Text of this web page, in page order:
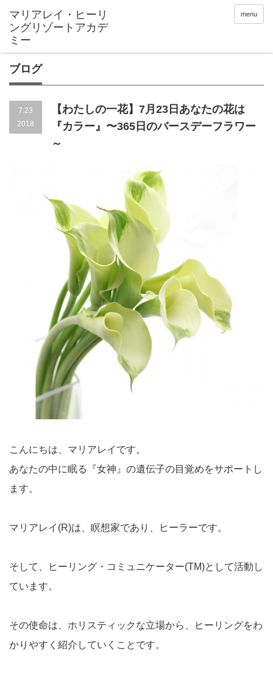
menu
ブログ
7.23
2018
【わたしの一花】7月23日あなたの花は
『カラー』〜365日のバースデーフラワー
～
こんにちは、マリアレイです。
あなたの中に眠る『女神』の遺伝子の目覚めをサポートし
ます。
マリアレイ(R)は、瞑想家であり、ヒーラーです。
そして、ヒーリング・コミュニケーター(TM)として活動し
ています。
その使命は、ホリスティックな立場から、ヒーリングをわ
かりやすく紹介していくことです。